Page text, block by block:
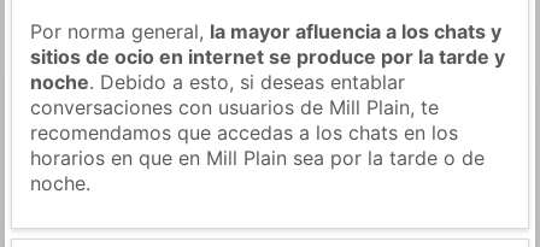
Por norma general, la mayor afluencia a los chats y
sitios de ocio en internet se produce por la tarde y
noche. Debido a esto, si deseas entablar
conversaciones con usuarios de Mill Plain, te
recomendamos que accedas a los chats en los
horarios en que en Mill Plain sea por la tarde o de
noche.